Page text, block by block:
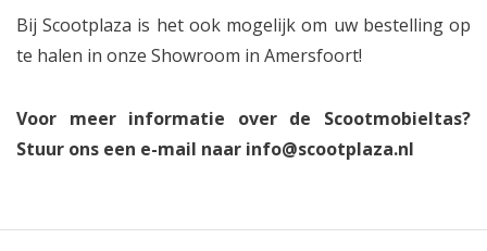
Bij Scootplaza is het ook mogelijk om uw bestelling op
te halen in onze Showroom in Amersfoort!
Voor meer informatie over de Scootmobieltas?
Stuur ons een e-mail naar info@scootplaza.nl